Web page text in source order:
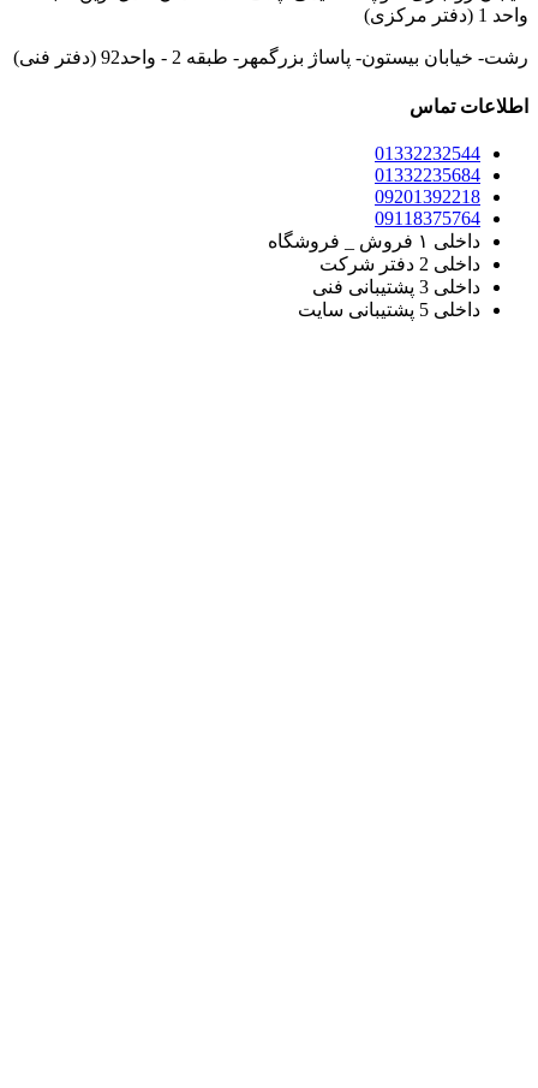
واحد 1 (دفتر مرکزی)
رشت- خیابان بیستون- پاساژ بزرگمهر- طبقه 2 - واحد92 (دفتر فنی)
اطلاعات تماس
01332232544
01332235684
09201392218
09118375764
داخلی ۱ فروش _ فروشگاه
داخلی 2 دفتر شرکت
داخلی 3 پشتیبانی فنی
داخلی 5 پشتیبانی سایت